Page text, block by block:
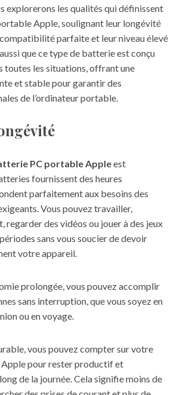
explorerons les qualités qui définissent
Apple, soulignant leur longévité
parfaite et leur niveau élevé
que ce type de batterie est conçu
toutes les situations, offrant une
et stable pour garantir des
de l’ordinateur portable.
PC portable Appleest
fournissent des heures
parfaitement aux besoins des
Vous pouvez travailler,
regarder des vidéos ou jouer à des jeux
sans vous soucier de devoir
votre appareil.
prolongée, vous pouvez accomplir
sans interruption, que vous soyez en
ou en voyage.
vous pouvez compter sur votre
pour rester productif et
de la journée. Cela signifie moins de